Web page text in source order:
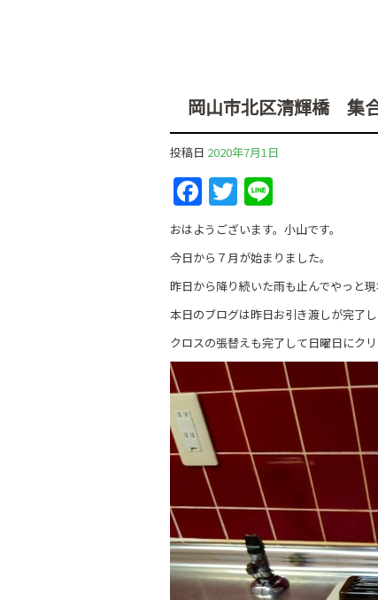
岡山市北区清輝橋 集
投稿日 2020年7月1日
F
a
c
e
b
o
o
k
T
w
itt
er
n
e
おはようございます。小山です。
今日から７月が始まりました。
昨日から降り続いた雨も止んでやっと現
本日のブログは昨日お引き渡しが完了
クロスの張替えも完了して日曜日にク